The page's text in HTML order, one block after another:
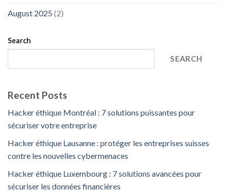
August 2025 (2)
Search
SEARCH
Recent Posts
Hacker éthique Montréal : 7 solutions puissantes pour
sécuriser votre entreprise
Hacker éthique Lausanne : protéger les entreprises suisses
contre les nouvelles cybermenaces
Hacker éthique Luxembourg : 7 solutions avancées pour
sécuriser les données financières